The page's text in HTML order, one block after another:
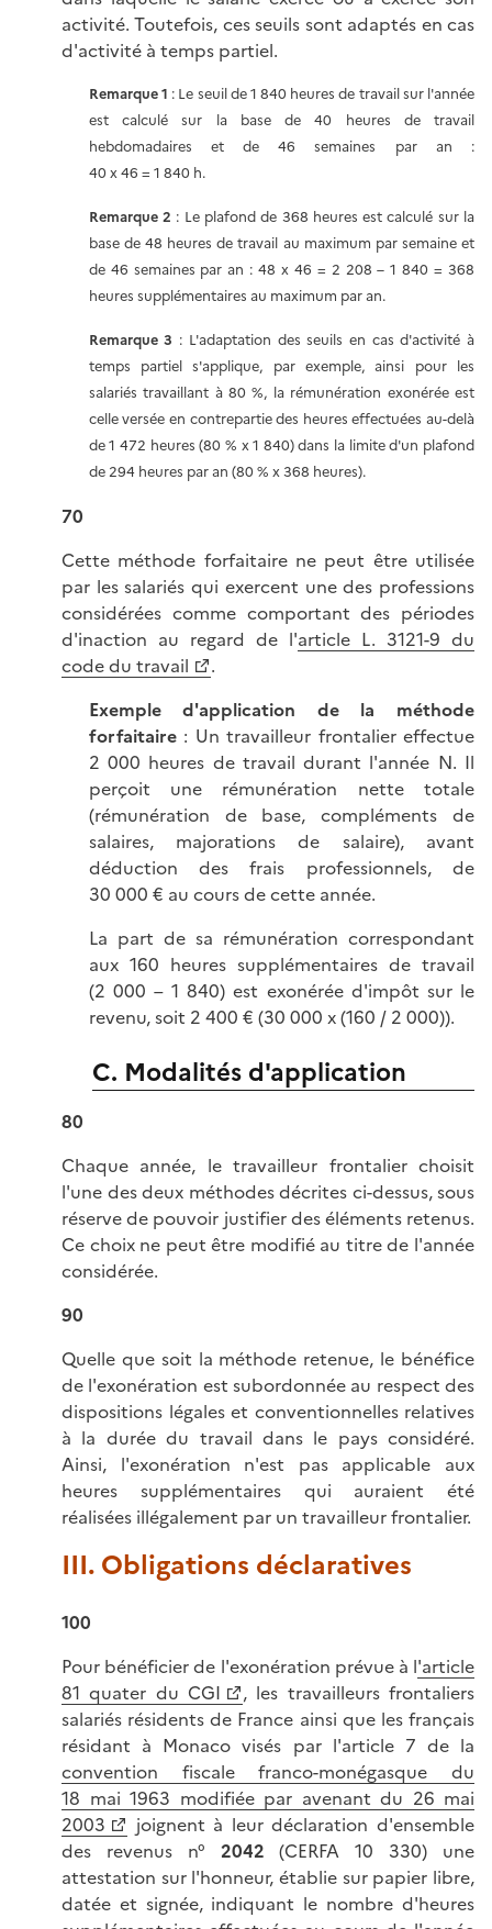
activité. Toutefois, ces seuils sont adaptés en cas
d'activité à temps partiel.
Remarque 1 : Le seuil de 1 840 heures de travail sur l'année
est calculé sur la base de 40 heures de travail
hebdomadaires et de 46 semaines par an :
40 x 46 = 1 840 h.
Remarque 2 : Le plafond de 368 heures est calculé sur la
base de 48 heures de travail au maximum par semaine et
de 46 semaines par an : 48 x 46 = 2 208 – 1 840 = 368
heures supplémentaires au maximum par an.
Remarque 3 : L'adaptation des seuils en cas d'activité à
temps partiel s'applique, par exemple, ainsi pour les
salariés travaillant à 80 %, la rémunération exonérée est
celle versée en contrepartie des heures effectuées au-delà
de 1 472 heures (80 % x 1 840) dans la limite d'un plafond
de 294 heures par an (80 % x 368 heures).
70
Cette méthode forfaitaire ne peut être utilisée
par les salariés qui exercent une des professions
considérées comme comportant des périodes
d'inaction au regard de l'article L. 3121-9 du
code du travail
.
Exemple d'application de la méthode
forfaitaire : Un travailleur frontalier effectue
2 000 heures de travail durant l'année N. Il
perçoit une rémunération nette totale
(rémunération de base, compléments de
salaires, majorations de salaire), avant
déduction des frais professionnels, de
30 000 € au cours de cette année.
La part de sa rémunération correspondant
aux 160 heures supplémentaires de travail
(2 000 – 1 840) est exonérée d'impôt sur le
revenu, soit 2 400 € (30 000 x (160 / 2 000)).
C. Modalités d'application
80
Chaque année, le travailleur frontalier choisit
l'une des deux méthodes décrites ci-dessus, sous
réserve de pouvoir justifier des éléments retenus.
Ce choix ne peut être modifié au titre de l'année
considérée.
90
Quelle que soit la méthode retenue, le bénéfice
de l'exonération est subordonnée au respect des
dispositions légales et conventionnelles relatives
à la durée du travail dans le pays considéré.
Ainsi, l'exonération n'est pas applicable aux
heures supplémentaires qui auraient été
réalisées illégalement par un travailleur frontalier.
III. Obligations déclaratives
100
Pour bénéficier de l'exonération prévue à l'article
81 quater du CGI
, les travailleurs frontaliers
salariés résidents de France ainsi que les français
résidant à Monaco visés par l'article 7 de la
convention fiscale franco-monégasque du
18 mai 1963 modifiée par avenant du 26 mai
2003
joignent à leur déclaration d'ensemble
des revenus n° 2042(CERFA 10 330) une
attestation sur l'honneur, établie sur papier libre,
datée et signée, indiquant le nombre d'heures